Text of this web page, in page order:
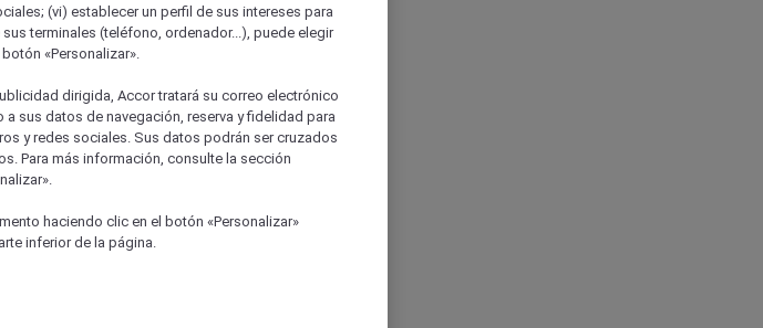
(vi) establecer un perfil de sus intereses para
terminales (teléfono, ordenador...), puede elegir
«Personalizar».
dirigida, Accor tratará su correo electrónico
sus datos de navegación, reserva y fidelidad para
y redes sociales. Sus datos podrán ser cruzados
Para más información, consulte la sección
haciendo clic en el botón «Personalizar»
inferior de la página.